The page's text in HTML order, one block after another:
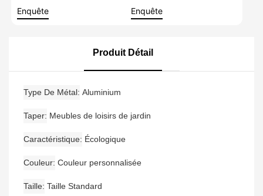
Métal, Groupe De
Étanche En Bois De Teck
Enquête
De Meubles De Patio,
Moderne En Aluminium
Enquête
Produit Détail
Type De Métal Aluminium
Taper Meubles de loisirs de jardin
Caractéristique Écologique
Couleur Couleur personnalisée
Taille Taille Standard